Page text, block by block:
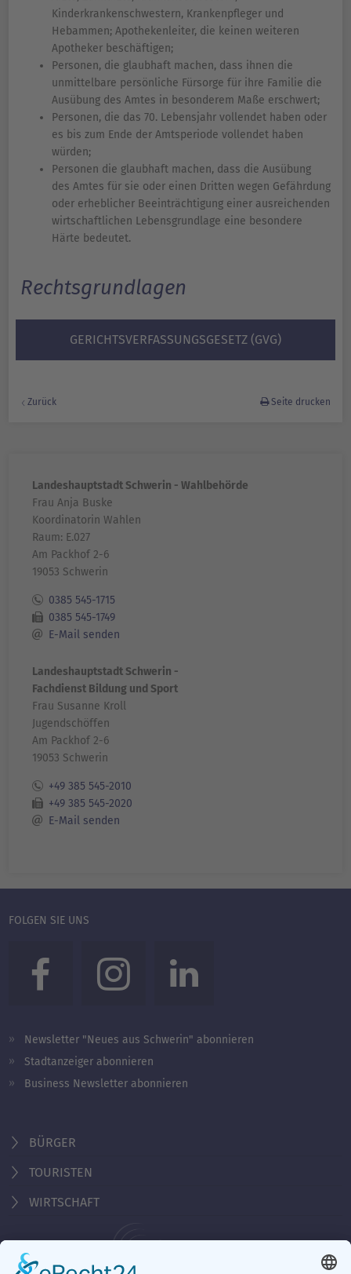
Kinderkrankenschwestern, Krankenpfleger und
Hebammen; Apothekenleiter, die keinen weiteren
Apotheker beschäftigen;
Personen, die glaubhaft machen, dass ihnen die
unmittelbare persönliche Fürsorge für ihre Familie die
Ausübung des Amtes in besonderem Maße erschwert;
Personen, die das 70. Lebensjahr vollendet haben oder
es bis zum Ende der Amtsperiode vollendet haben
würden;
Personen die glaubhaft machen, dass die Ausübung
des Amtes für sie oder einen Dritten wegen Gefährdung
oder erheblicher Beeinträchtigung einer ausreichenden
wirtschaftlichen Lebensgrundlage eine besondere
Härte bedeutet.
Rechtsgrundlagen
GERICHTSVERFASSUNGS­GESETZ (GVG)
Zurück Seite drucken
Landeshauptstadt Schwerin - Wahlbehörde
Frau Anja Buske
Koordinatorin Wahlen
Raum: E.027
Am Packhof 2-6
19053 Schwerin
0385 545-1715
0385 545-1749
E-Mail senden
Landeshauptstadt Schwerin -
Fachdienst Bildung und Sport
Frau Susanne Kroll
Jugendschöffen
Am Packhof 2-6
19053 Schwerin
+49 385 545-2010
+49 385 545-2020
E-Mail senden
FOLGEN SIE UNS
Newsletter "Neues aus Schwerin" abonnieren
Stadtanzeiger abonnieren
Business Newsletter abonnieren
BÜRGER
TOURISTEN
WIRTSCHAFT
Behördennummer 115